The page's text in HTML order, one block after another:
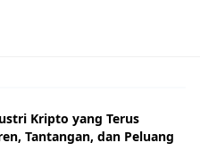
Kripto yang Terus
Tantangan, dan Peluang